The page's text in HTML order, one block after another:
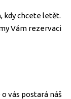
kdy chcete letět.
Vám rezervaci
vás postará náš